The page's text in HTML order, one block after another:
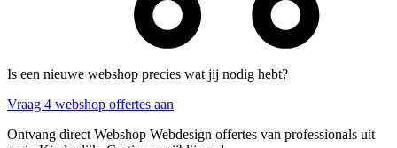
Is een nieuwe webshop precies wat jij nodig hebt?
Vraag 4 webshop offertes aan
Ontvang direct Webshop Webdesign offertes van professionals uit